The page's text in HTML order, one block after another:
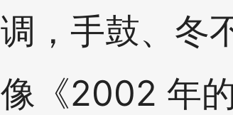
调，手鼓、冬
像《2002 年